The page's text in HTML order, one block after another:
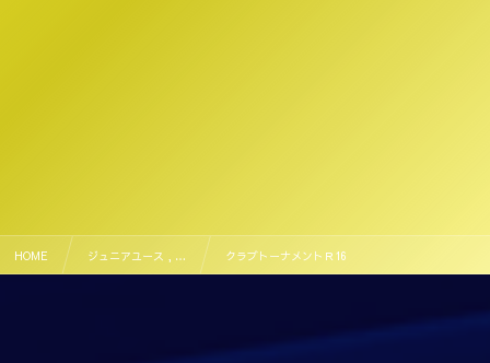
HOME ジュニアユース , … クラブトーナメントＲ16